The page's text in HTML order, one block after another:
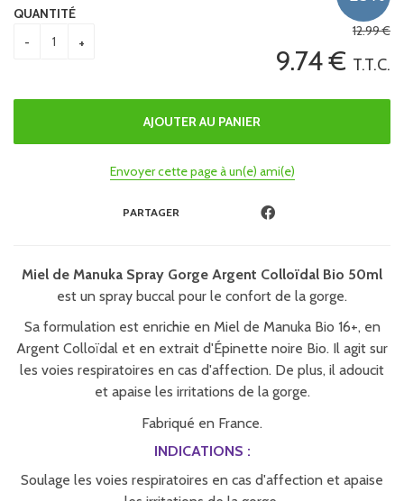
12.99€
9.74€ T.T.C.
QUANTITÉ
Envoyer cette page à un(e) ami(e)
PARTAGER
Miel de Manuka Spray Gorge Argent Colloïdal Bio 50ml
est un spray buccal pour le confort de la gorge.
Sa formulation est enrichie en Miel de Manuka Bio 16+, en
Argent Colloïdal et en extrait d'Épinette noire Bio. Il agit sur
les voies respiratoires en cas d'affection. De plus, il adoucit
et apaise les irritations de la gorge.
Fabriqué en France.
INDICATIONS :
Soulage les voies respiratoires en cas d'affection et apaise